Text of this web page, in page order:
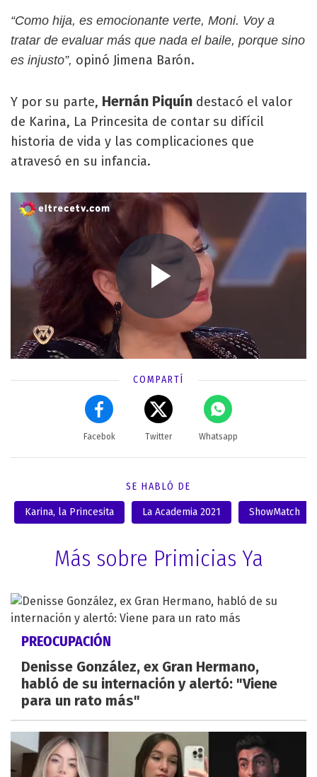
“Como hija, es emocionante verte, Moni. Voy a
tratar de evaluar más que nada el baile, porque sino
es injusto”, opinó Jimena Barón.
Y por su parte, Hernán Piquín destacó el valor
de Karina, La Princesita de contar su difícil
historia de vida y las complicaciones que
atravesó en su infancia.
COMPARTÍ
Facebok Twitter Whatsapp
SE HABLÓ DE
Karina, la Princesita La Academia 2021 ShowMatch
Más sobre Primicias Ya
PREOCUPACIÓN
Denisse González, ex Gran Hermano,
habló de su internación y alertó: "Viene
para un rato más"